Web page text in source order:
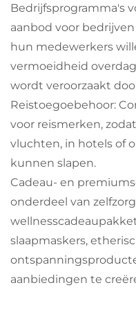
Bedrijfsprogramma's
aanbod voor
hun medewerkers
vermoeidheid
wordt veroorzaakt
Reistoegoebehoor:
voor reismerken,
vluchten, in hotels of
kunnen slapen.
Cadeau- en
onderdeel van
slaapmaskers,
aanbiedingen te